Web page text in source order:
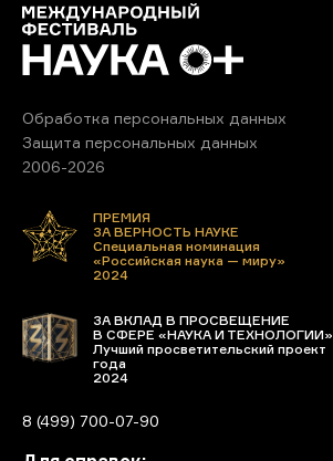
Обработка персональных данных
Защита персональных данных
2006-2026
ПРЕМИЯ
ЗА ВЕРНОСТЬ НАУКЕ
Специальная номинация
«Российская наука — миру»
2024
ЗА ВКЛАД В ПРОСВЕЩЕНИЕ
В СФЕРЕ «НАУКА И ТЕХНОЛОГИИ»
Лучший просветительский проект
года
2024
8 (499) 700-07-90